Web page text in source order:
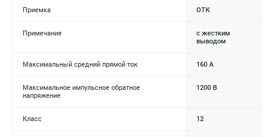
Приемка ОТК
Примечание
с жестким
выводом
Максимальный средний прямой ток 160 А
Максимальное импульсное обратное
напряжение
1200 В
Класс 12